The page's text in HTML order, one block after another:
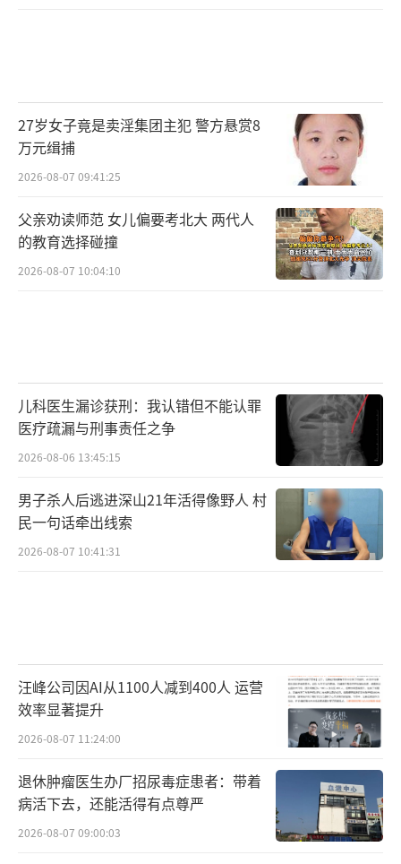
量医学院教授，惩罚他们就与医改的初衷背道
而驰了。”詹德斌解释道，“如果后续有更多
医学院教授选择请辞，再加上已经停课的医学
生群体，将直接导致当年的毕业生断层。政府
在重压之下不得不寻找妥协的方案。”
除了患者可能得不到及时救治，受实习和
全国各地医院叫苦不迭，纷纷要求政府扩
大低息贷款规模。
并非易事。
韩国保健福祉部和教育部已在2月底明确表
不是政府谈判的数字”。
但在医生团体看来，首先需要讨论的就是
扩招的数字问题。
韩国医界缘何对每年2000人的扩招数量强
烈不满？
27岁女子竟是卖淫集团主犯 警方悬赏8
万元缉捕
2026-08-07 09:41:25
父亲劝读师范 女儿偏要考北大 两代人
的教育选择碰撞
2026-08-07 10:04:10
儿科医生漏诊获刑：我认错但不能认罪
医疗疏漏与刑事责任之争
2026-08-06 13:45:15
男子杀人后逃进深山21年活得像野人 村
民一句话牵出线索
2026-08-07 10:41:31
汪峰公司因AI从1100人减到400人 运营
效率显著提升
2026-08-07 11:24:00
退休肿瘤医生办厂招尿毒症患者：带着
病活下去，还能活得有点尊严
2026-08-07 09:00:03